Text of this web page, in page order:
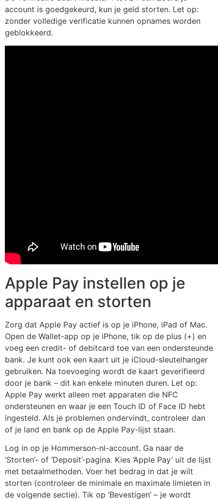
account is goedgekeurd, kun je geld storten. Let op:
zonder volledige verificatie kunnen opnames worden
geblokkeerd.
Apple Pay instellen op je
apparaat en storten
Zorg dat Apple Pay actief is op je iPhone, iPad of Mac.
Open de Wallet-app op je iPhone, tik op de plus (+) en
voeg een credit- of debitcard toe van een ondersteunde
bank. Je kunt ook een kaart uit je iCloud-sleutelhanger
gebruiken. Na toevoeging wordt de kaart geverifieerd
door je bank – dit kan enkele minuten duren. Let op:
Apple Pay werkt alleen met apparaten die NFC
ondersteunen en waar je een Touch ID of Face ID hebt
ingesteld. Als je problemen ondervindt, controleer dan
of je land en bank op de Apple Pay-lijst staan.
Log in op je Hommerson-nl-account. Ga naar de
‘Storten’- of ‘Deposit’-pagina. Kies ‘Apple Pay’ uit de lijst
met betaalmethoden. Voer het bedrag in dat je wilt
storten (controleer de minimale en maximale limieten in
de volgende sectie). Tik op ‘Bevestigen’ – je wordt